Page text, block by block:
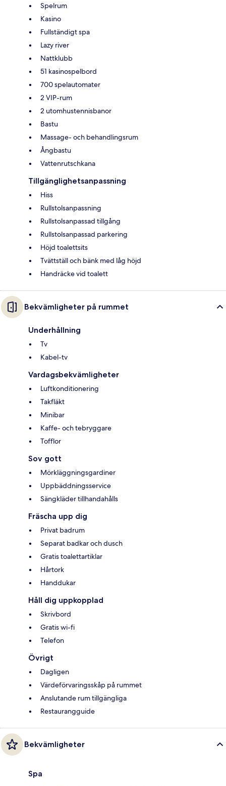
Spelrum
Kasino
Fullständigt spa
Lazy river
Nattklubb
51 kasinospelbord
700 spelautomater
2 VIP-rum
2 utomhustennisbanor
Bastu
Massage- och behandlingsrum
Ångbastu
Vattenrutschkana
Tillgänglighetsanpassning
Hiss
Rullstolsanpassning
Rullstolsanpassad tillgång
Rullstolsanpassad parkering
Höjd toalettsits
Tvättställ och bänk med låg höjd
Handräcke vid toalett
Bekvämligheter på rummet
Underhållning
Tv
Kabel-tv
Vardagsbekvämligheter
Luftkonditionering
Takfläkt
Minibar
Kaffe- och tebryggare
Tofflor
Sov gott
Mörkläggningsgardiner
Uppbäddningsservice
Sängkläder tillhandahålls
Fräscha upp dig
Privat badrum
Separat badkar och dusch
Gratis toalettartiklar
Hårtork
Handdukar
Håll dig uppkopplad
Skrivbord
Gratis wi-fi
Telefon
Övrigt
Dagligen
Värdeförvaringsskåp på rummet
Anslutande rum tillgängliga
Restaurangguide
Bekvämligheter
Spa